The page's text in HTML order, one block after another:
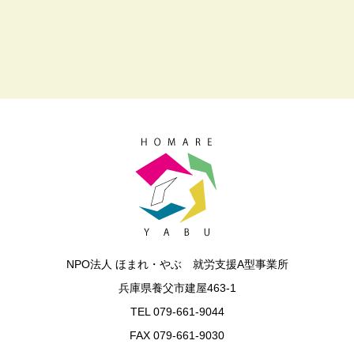
NPO法人 ほまれ・やぶ 就労支援A型事業所
兵庫県養父市建屋463‐1
TEL 079-661-9044
FAX 079-661-9030